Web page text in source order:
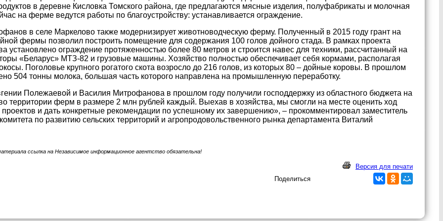
в деревне Кисловка Томского района, где предлагаются мясные изделия, полуфабрикаты и молочная
на ферме ведутся работы по благоустройству: устанавливается ограждение.
в селе Маркелово также модернизирует животноводческую ферму. Полученный в 2015 году грант на
фермы позволил построить помещение для содержания 100 голов дойного стада. В рамках проекта
установлено ограждение протяженностью более 80 метров и строится навес для техники, рассчитанный на
«Беларус» МТЗ-82 и грузовые машины. Хозяйство полностью обеспечивает себя кормами, располагая
Поголовье крупного рогатого скота возросло до 216 голов, из которых 80 – дойные коровы. В прошлом
504 тонны молока, большая часть которого направлена на промышленную переработку.
Полежаевой и Василия Митрофанова в прошлом году получили господдержку из областного бюджета на
территории ферм в размере 2 млн рублей каждый. Выехав в хозяйства, мы смогли на месте оценить ход
проектов и дать конкретные рекомендации по успешному их завершению», – прокомментировал заместитель
по развитию сельских территорий и агропродовольственного рынка департамента Виталий
ссылка на Независимое информационное агентство обязательна!
Версия для печати
Поделиться